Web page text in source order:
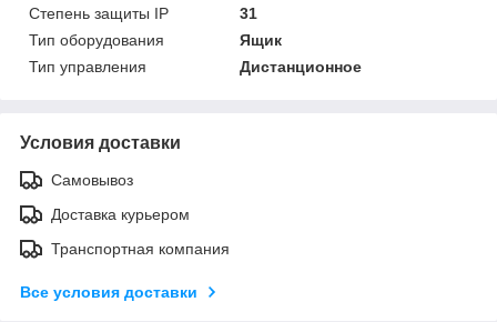
Степень защиты IP
31
Тип оборудования
Ящик
Тип управления
Дистанционное
Условия доставки
Самовывоз
Доставка курьером
Транспортная компания
Все условия доставки